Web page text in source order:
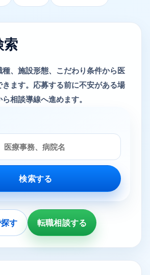
索
種、施設形態、こだわり条件から医
ます。応募する前に不安がある場
相談導線へ進めます。
検索する
す 転職相談する